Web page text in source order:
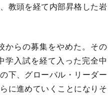
教頭を経て内部昇格した岩
らの募集をやめた。その
学入試を経て入った完全中
下、グローバル・リーダー
に進めていくことになりそ